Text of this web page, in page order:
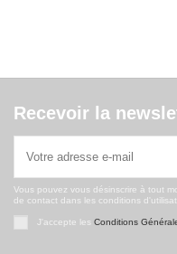
Recevoir la
Vous pouvez vous désinscrire à tout
de contact dans les conditions
J'accepte les Conditions